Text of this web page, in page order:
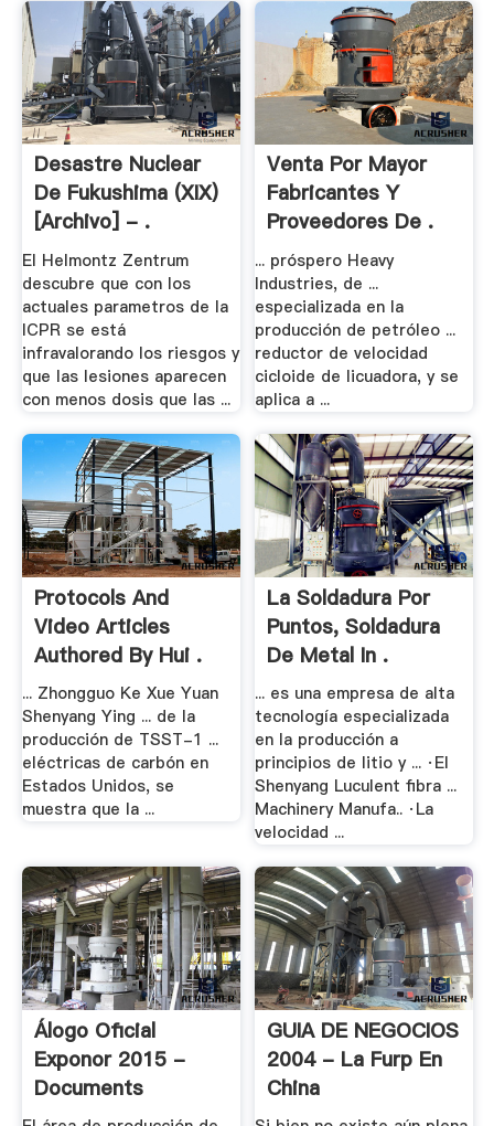
Desastre Nuclear
De Fukushima (XIX)
[Archivo] - .
El Helmontz Zentrum
descubre que con los
actuales parametros de la
ICPR se está
infravalorando los riesgos y
que las lesiones aparecen
con menos dosis que las ...
Venta Por Mayor
Fabricantes Y
Proveedores De .
... próspero Heavy
Industries, de ...
especializada en la
producción de petróleo ...
reductor de velocidad
cicloide de licuadora, y se
aplica a ...
Protocols And
Video Articles
Authored By Hui .
... Zhongguo Ke Xue Yuan
Shenyang Ying ... de la
producción de TSST-1 ...
eléctricas de carbón en
Estados Unidos, se
muestra que la ...
La Soldadura Por
Puntos, Soldadura
De Metal In .
... es una empresa de alta
tecnología especializada
en la producción a
principios de litio y ... ·El
Shenyang Luculent fibra ...
Machinery Manufa.. ·La
velocidad ...
Álogo Oficial
Exponor 2015 -
Documents
GUIA DE NEGOCIOS
2004 - La Furp En
China